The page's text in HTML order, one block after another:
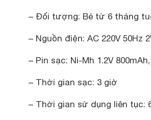
– Đối tượng: Bé từ 6 tháng
– Nguồn điện: AC 220V 50Hz
– Pin sạc: Ni-Mh 1.2V
– Thời gian sạc: 3 giờ
– Thời gian sử dụng liên tục: